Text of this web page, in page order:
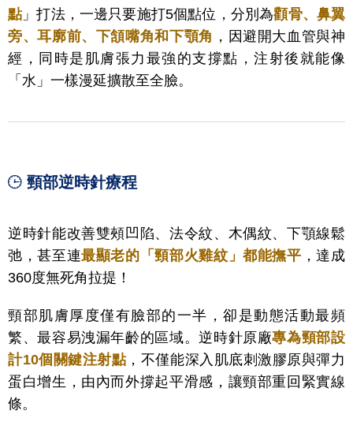
點」打法，一邊只要施打5個點位，分別為顴骨、鼻翼
旁、耳廓前、下頷嘴角和下顎角 ，因避開大血管與神
經，同時是肌膚張力最強的支撐點，注射後就能像
「水」一樣漫延擴散至全臉。
頸部逆時針療程
逆時針能改善雙頰凹陷、法令紋、木偶紋、下顎線鬆
弛，甚至連最顯老的「頸部火雞紋」都能撫平 ，達成
360度無死角拉提！
頸部肌膚厚度僅有臉部的一半，卻是動態活動最頻
繁、最容易洩漏年齡的區域。逆時針原廠專為頸部設
計10個關鍵注射點，不僅能深入肌底刺激膠原與彈力
蛋白增生，由內而外撐起平滑感，讓頸部重回緊實線
條。